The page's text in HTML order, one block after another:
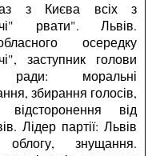
з Києва всіх з
рвати". Львів.
осередку
заступник голови
ради: моральні
збирання голосів,
відсторонення від
Лідер партії: Львів
знущання.